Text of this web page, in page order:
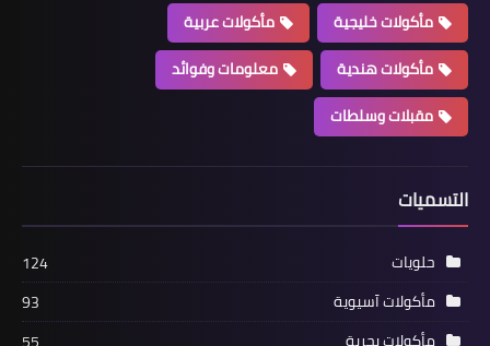
مأكولات خليجية
مأكولات عربية
مأكولات هندية
معلومات وفوائد
مقبلات وسلطات
التسميات
حلويات
124
مأكولات آسيوية
93